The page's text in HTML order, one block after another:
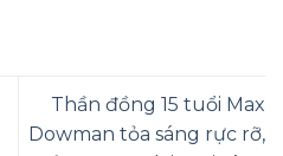
Thần đồng 15 tuổi Max
Dowman tỏa sáng rực rỡ,